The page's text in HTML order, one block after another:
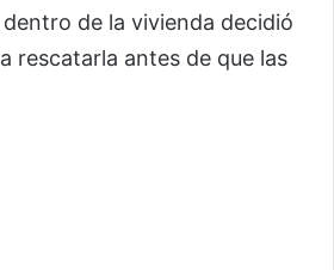
de la vivienda decidió
rescatarla antes de que las